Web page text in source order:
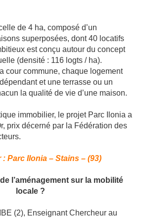
de 4 ha, composé d’un
superposées, dont 40 locatifs
est conçu autour du concept
(densité : 116 logts / ha).
cour commune, chaque logement
et une terrasse ou un
la qualité de vie d’une maison.
immobilier, le projet Parc Ilonia a
prix décerné par la Fédération des
Parc Ilonia – Stains – (93)
l’aménagement sur la mobilité
locale ?
(2), Enseignant Chercheur au